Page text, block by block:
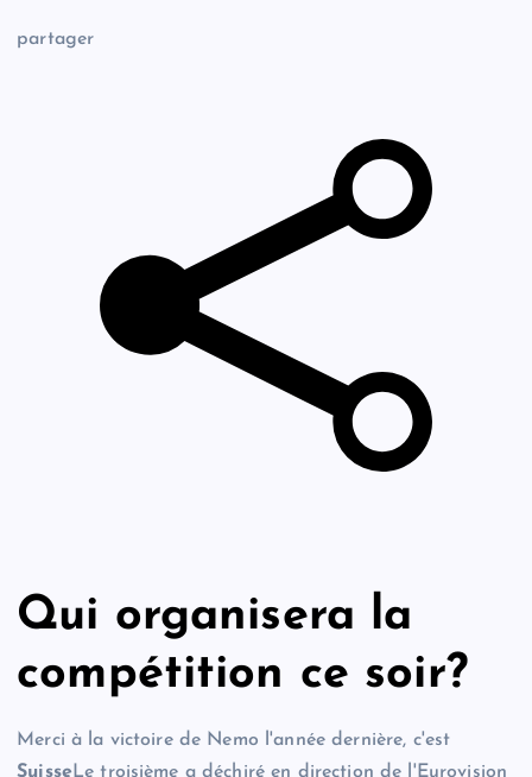
partager
Qui organisera la
compétition ce soir?
Merci à la victoire de Nemo l'année dernière, c'est
SuisseLe troisième a déchiré en direction de l'Eurovision